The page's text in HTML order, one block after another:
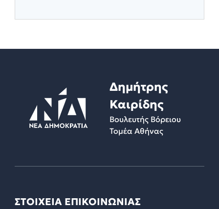
Δημήτρης
Καιρίδης
Βουλευτής Βόρειου
Τομέα Αθήνας
ΣΤΟΙΧΕΙΑ ΕΠΙΚΟΙΝΩΝΙΑΣ